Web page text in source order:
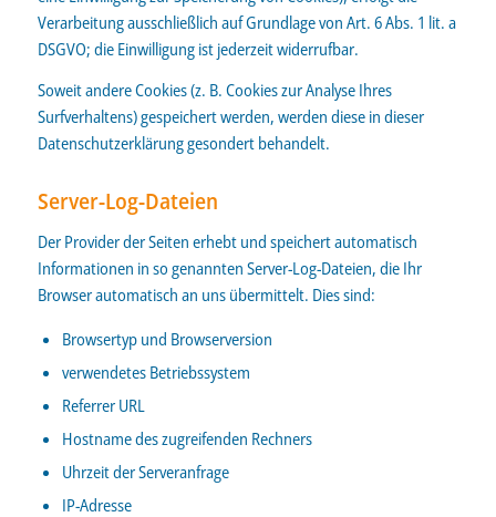
Verarbeitung ausschließlich auf Grundlage von Art. 6 Abs. 1 lit. a
DSGVO; die Einwilligung ist jederzeit widerrufbar.
Soweit andere Cookies (z. B. Cookies zur Analyse Ihres
Surfverhaltens) gespeichert werden, werden diese in dieser
Datenschutzerklärung gesondert behandelt.
Server-Log-Dateien
Der Provider der Seiten erhebt und speichert automatisch
Informationen in so genannten Server-Log-Dateien, die Ihr
Browser automatisch an uns übermittelt. Dies sind:
Browsertyp und Browserversion
verwendetes Betriebssystem
Referrer URL
Hostname des zugreifenden Rechners
Uhrzeit der Serveranfrage
IP-Adresse